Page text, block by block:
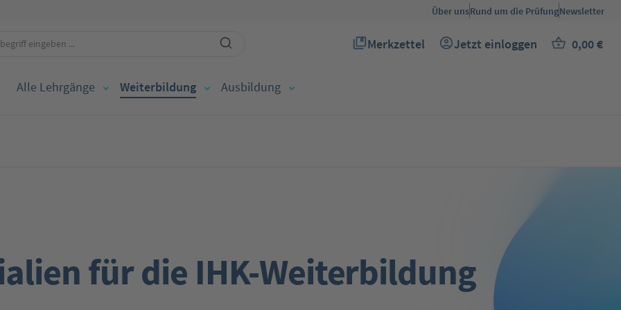
Über unsRund um die PrüfungNewsletter
Merkzettel
Du hast 0 Produkte auf dem Merkzettel
Jetzt einloggen 0,00 €
Alle Lehrgänge Weiterbildung Ausbildung
für die IHK-Weiterbildung